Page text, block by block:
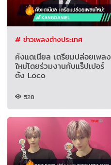
# ข่าวเพลงต่างประเทศ
คังแดเนียล เตรียมปล่อยเพลง
ใหม่โดยร่วมงานกับแร็ปเปอร์
ดัง Loco
528